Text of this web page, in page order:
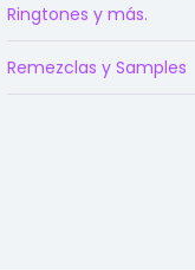
Ringtones y más.
Remezclas y Samples